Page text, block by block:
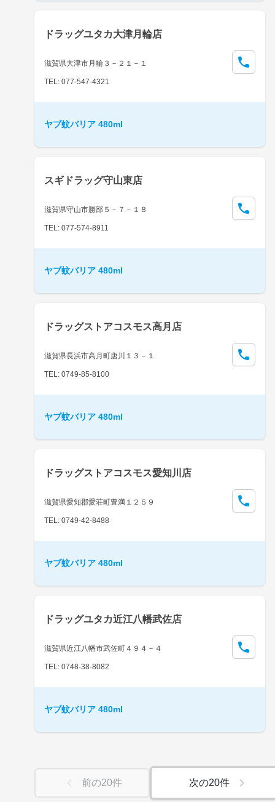
ドラッグユタカ大津月輪店
滋賀県大津市月輪３－２１－１
TEL: 077-547-4321
ヤブ蚊バリア 480ml
スギドラッグ守山東店
滋賀県守山市勝部５－７－１８
TEL: 077-574-8911
ヤブ蚊バリア 480ml
ドラッグストアコスモス高月店
滋賀県長浜市高月町唐川１３－１
TEL: 0749-85-8100
ヤブ蚊バリア 480ml
ドラッグストアコスモス愛知川店
滋賀県愛知郡愛荘町豊満１２５９
TEL: 0749-42-8488
ヤブ蚊バリア 480ml
ドラッグユタカ近江八幡武佐店
滋賀県近江八幡市武佐町４９４－４
TEL: 0748-38-8082
ヤブ蚊バリア 480ml
前の20件 次の20件